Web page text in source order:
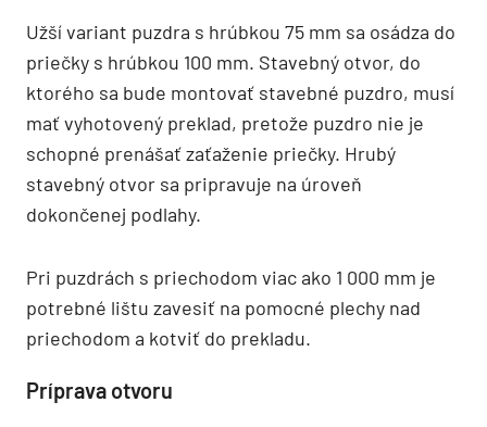
Užší variant puzdra s hrúbkou 75 mm sa osádza do
priečky s hrúbkou 100 mm. Stavebný otvor, do
ktorého sa bude montovať stavebné puzdro, musí
mať vyhotovený preklad, pretože puzdro nie je
schopné prenášať zaťaženie priečky. Hrubý
stavebný otvor sa pripravuje na úroveň
dokončenej podlahy.
Pri puzdrách s priechodom viac ako 1 000 mm je
potrebné lištu zavesiť na pomocné plechy nad
priechodom a kotviť do prekladu.
Príprava otvoru